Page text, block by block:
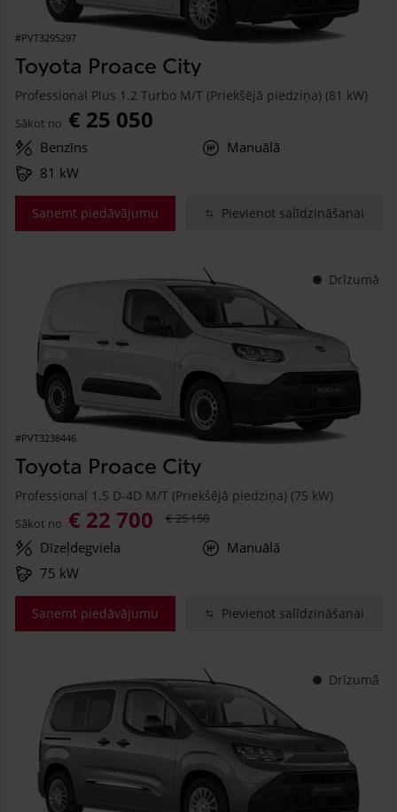
#PVT3295297
Toyota Proace City
Professional Plus 1.2 Turbo M/T (Priekšējā piedziņa) (81 kW)
Sākot no € 25 050
Benzīns
Manuālā
81 kW
Saņemt piedāvājumu Pievienot salīdzināšanai
Drīzumā
#PVT3238446
Toyota Proace City
Professional 1.5 D-4D M/T (Priekšējā piedziņa) (75 kW)
Sākot no € 22 700 € 25 150
Dīzeļdegviela
Manuālā
75 kW
Saņemt piedāvājumu Pievienot salīdzināšanai
Drīzumā